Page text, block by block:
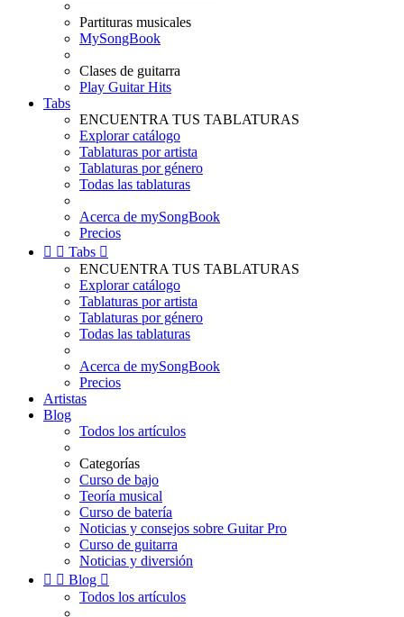
Partituras musicales
MySongBook
Clases de guitarra
Play Guitar Hits
Tabs
ENCUENTRA TUS TABLATURAS
Explorar catálogo
Tablaturas por artista
Tablaturas por género
Todas las tablaturas
Acerca de mySongBook
Precios
  Tabs 
ENCUENTRA TUS TABLATURAS
Explorar catálogo
Tablaturas por artista
Tablaturas por género
Todas las tablaturas
Acerca de mySongBook
Precios
Artistas
Blog
Todos los artículos
Categorías
Curso de bajo
Teoría musical
Curso de batería
Noticias y consejos sobre Guitar Pro
Curso de guitarra
Noticias y diversión
  Blog 
Todos los artículos